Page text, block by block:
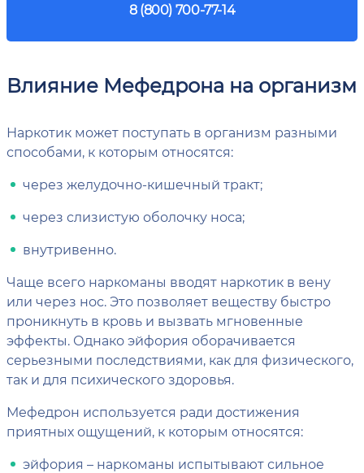
8 (800) 700-77-14
Влияние Мефедрона на организм
Наркотик может поступать в организм разными
способами, к которым относятся:
через желудочно-кишечный тракт;
через слизистую оболочку носа;
внутривенно.
Чаще всего наркоманы вводят наркотик в вену
или через нос. Это позволяет веществу быстро
проникнуть в кровь и вызвать мгновенные
эффекты. Однако эйфория оборачивается
серьезными последствиями, как для физического,
так и для психического здоровья.
Мефедрон используется ради достижения
приятных ощущений, к которым относятся:
эйфория – наркоманы испытывают сильное